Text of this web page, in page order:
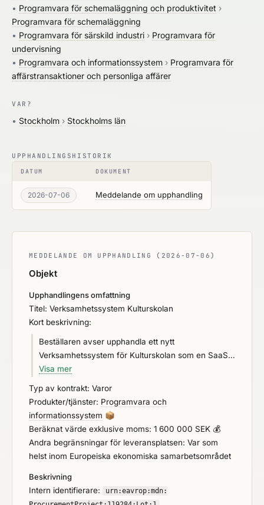
• Programvara för schemaläggning och produktivitet ›
Programvara för schemaläggning
• Programvara för särskild industri › Programvara för
undervisning
• Programvara och informationssystem › Programvara för
affärstransaktioner och personliga affärer
VAR?
• Stockholm › Stockholms län
UPPHANDLINGSHISTORIK
DATUM DOKUMENT
2026-07-06 Meddelande om upphandling
MEDDELANDE OM UPPHANDLING (2026-07-06)
Objekt
Upphandlingens omfattning
Titel: Verksamhetssystem Kulturskolan
Kort beskrivning:
Beställaren avser upphandla ett nytt
Verksamhetssystem för Kulturskolan som en SaaS
(Software as a Service) tjänst. Syftet med
upphandling och teckna ett strategiskt, långsiktigt
kontrakt som säkrar Kulturskolans verksamhet och
bidrar till ökad kvalitet, tillgänglighet och effektivitet.
Systemet utgör en strategisk och långsiktig
investering med betydande insatser och kostnader
för införande, utbildning och integration mot t. ex
ekonomisystem och andra befintliga system. Det
Visa mer
Typ av kontrakt: Varor
Produkter/tjänster: Programvara och
informationssystem 📦
Beräknat värde exklusive moms: 1 600 000 SEK 💰
Andra begränsningar för leveransplatsen: Var som
helst inom Europeiska ekonomiska samarbetsområdet
Beskrivning
Intern identifierare:
urn:eavrop:mdn: